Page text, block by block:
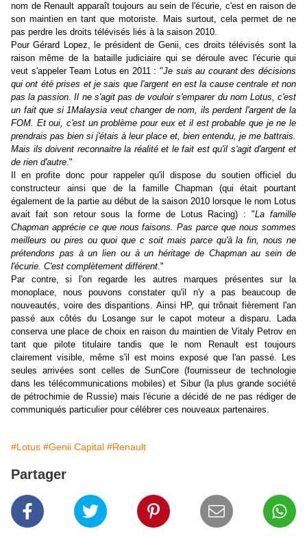
nom de Renault apparaît toujours au sein de l'écurie, c'est en raison de
son maintien en tant que motoriste. Mais surtout, cela permet de ne
pas perdre les droits télévisés liés à la saison 2010.
Pour Gérard Lopez, le président de Genii, ces droits télévisés sont la
raison même de la bataille judiciaire qui se déroule avec l'écurie qui
veut s'appeler Team Lotus en 2011 : "Je suis au courant des décisions
qui ont été prises et je sais que l'argent en est la cause centrale et non
pas la passion. Il ne s'agit pas de vouloir s'emparer du nom Lotus, c'est
un fait que si 1Malaysia veut changer de nom, ils perdent l'argent de la
FOM. Et oui, c'est un problème pour eux et il est probable que je ne le
prendrais pas bien si j'étais à leur place et, bien entendu, je me battrais.
Mais ils doivent reconnaitre la réalité et le fait est qu'il s'agit d'argent et
de rien d'autre."
Il en profite donc pour rappeler qu'il dispose du soutien officiel du
constructeur ainsi que de la famille Chapman (qui était pourtant
également de la partie au début de la saison 2010 lorsque le nom Lotus
avait fait son retour sous la forme de Lotus Racing) : "La famille
Chapman apprécie ce que nous faisons. Pas parce que nous sommes
meilleurs ou pires ou quoi que c soit mais parce qu'à la fin, nous ne
prétendons pas à un lien ou à un héritage de Chapman au sein de
l'écurie. C'est complètement différent."
Par contre, si l'on regarde les autres marques présentes sur la
monoplace, nous pouvons constater qu'il n'y a pas beaucoup de
nouveautés, voire des disparitions. Ainsi HP, qui trônait fièrement l'an
passé aux côtés du Losange sur le capot moteur a disparu. Lada
conserva une place de choix en raison du maintien de Vitaly Petrov en
tant que pilote titulaire tandis que le nom Renault est toujours
clairement visible, même s'il est moins exposé que l'an passé. Les
seules arrivées sont celles de SunCore (fournisseur de technologie
dans les télécommunications mobiles) et Sibur (la plus grande société
de pétrochimie de Russie) mais l'écurie a décidé de ne pas rédiger de
communiqués particulier pour célébrer ces nouveaux partenaires.
#Lotus #Genii Capital #Renault
Partager